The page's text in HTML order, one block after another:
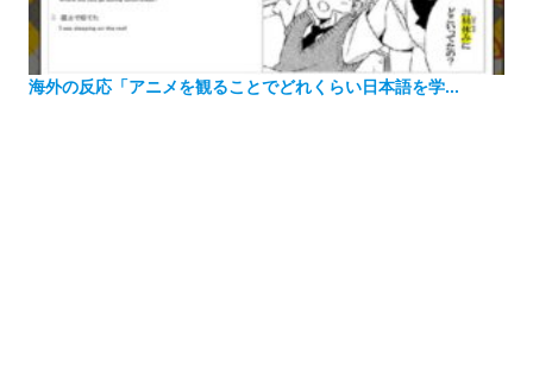
海外の反応「アニメを観ることでどれくらい日本語を学...